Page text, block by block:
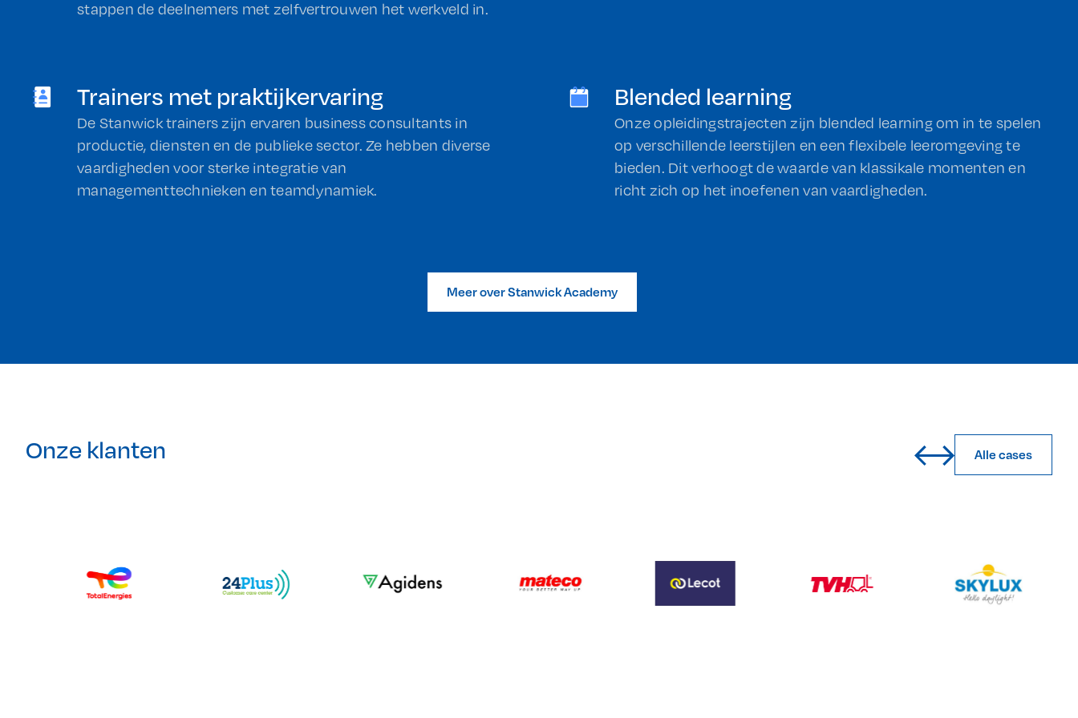
stappen de deelnemers met zelfvertrouwen het werkveld in.
Trainers met praktijkervaring
De Stanwick trainers zijn ervaren business consultants in
productie, diensten en de publieke sector. Ze hebben diverse
vaardigheden voor sterke integratie van
managementtechnieken en teamdynamiek.
Blended learning
Onze opleidingstrajecten zijn blended learning om in te spelen
op verschillende leerstijlen en een flexibele leeromgeving te
bieden. Dit verhoogt de waarde van klassikale momenten en
richt zich op het inoefenen van vaardigheden.
Meer over Stanwick Academy
Onze klanten Alle cases